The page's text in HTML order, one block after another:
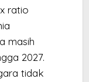
ratio
masih
2027.
tidak